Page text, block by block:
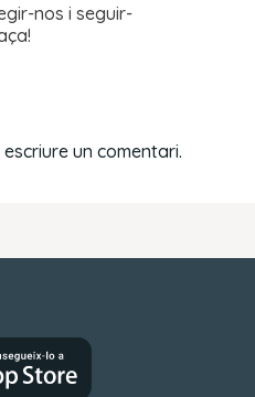
nos i seguir-
un comentari.